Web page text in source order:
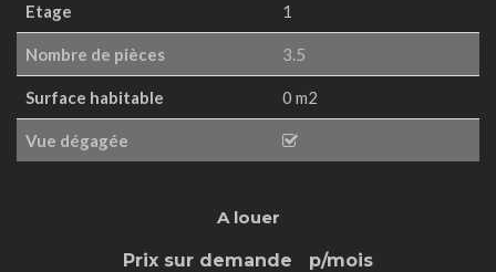
Etage 1
Nombre de pièces 3.5
Surface habitable 0 m2
Vue dégagée
A louer
Prix sur demande p/mois